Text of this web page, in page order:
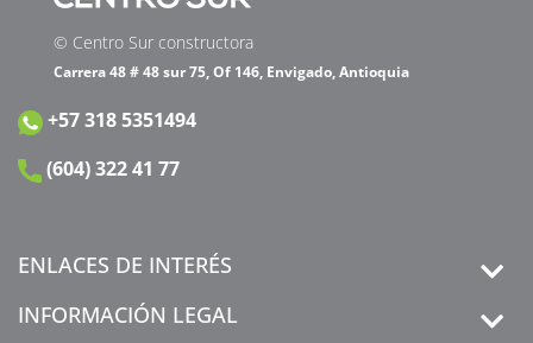
© Centro Sur constructora
Carrera 48 # 48 sur 75, Of 146, Envigado, Antioquia
+57 318 5351494
(604) 322 41 77
ENLACES DE INTERÉS
INFORMACIÓN LEGAL